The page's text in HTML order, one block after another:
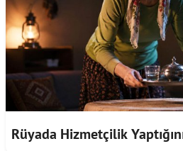
Rüyada Hizmetçilik